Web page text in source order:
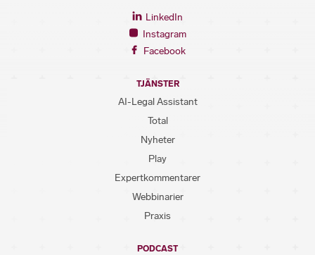
LinkedIn
Instagram
Facebook
TJÄNSTER
AI-Legal Assistant
Total
Nyheter
Play
Expertkommentarer
Webbinarier
Praxis
PODCAST